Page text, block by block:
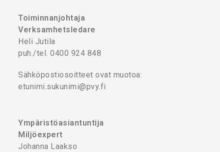
Toiminnanjohtaja
Verksamhetsledare
Heli Jutila
puh./tel. 0400 924 848
Sähköpostiosoitteet ovat muotoa:
etunimi.sukunimi@pvy.fi
Ympäristöasiantuntija
Miljöexpert
Johanna Laakso